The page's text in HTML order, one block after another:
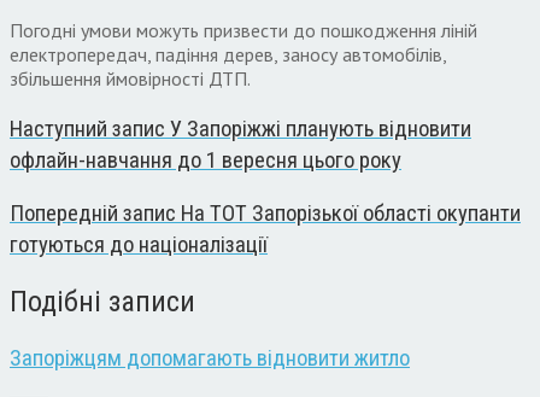
Погодні умови можуть призвести до пошкодження ліній
електропередач, падіння дерев, заносу автомобілів,
збільшення ймовірності ДТП.
Наступний запис У Запоріжжі планують відновити
офлайн-навчання до 1 вересня цього року
Попередній запис На ТОТ Запорізької області окупанти
готуються до націоналізації
Подібні записи
Запоріжцям допомагають відновити житло